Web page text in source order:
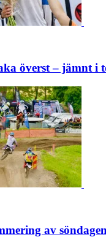
överst – jämnt i
av